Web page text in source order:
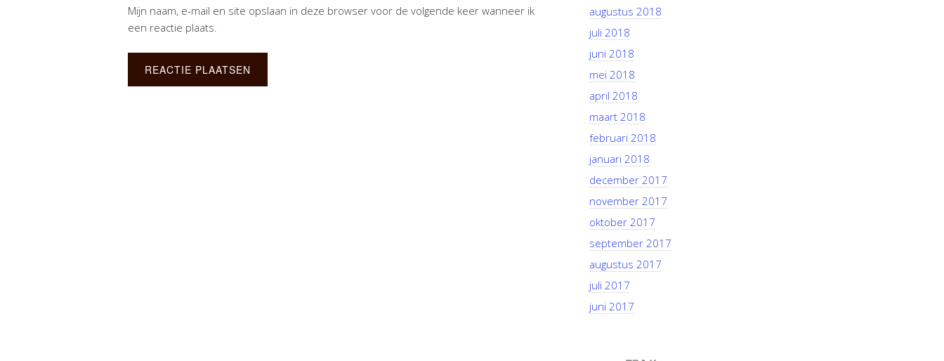
Mijn naam, e-mail en site opslaan in deze browser voor de volgende keer wanneer ik
een reactie plaats.
augustus 2018
juli 2018
juni 2018
mei 2018
april 2018
maart 2018
februari 2018
januari 2018
december 2017
november 2017
oktober 2017
september 2017
augustus 2017
juli 2017
juni 2017